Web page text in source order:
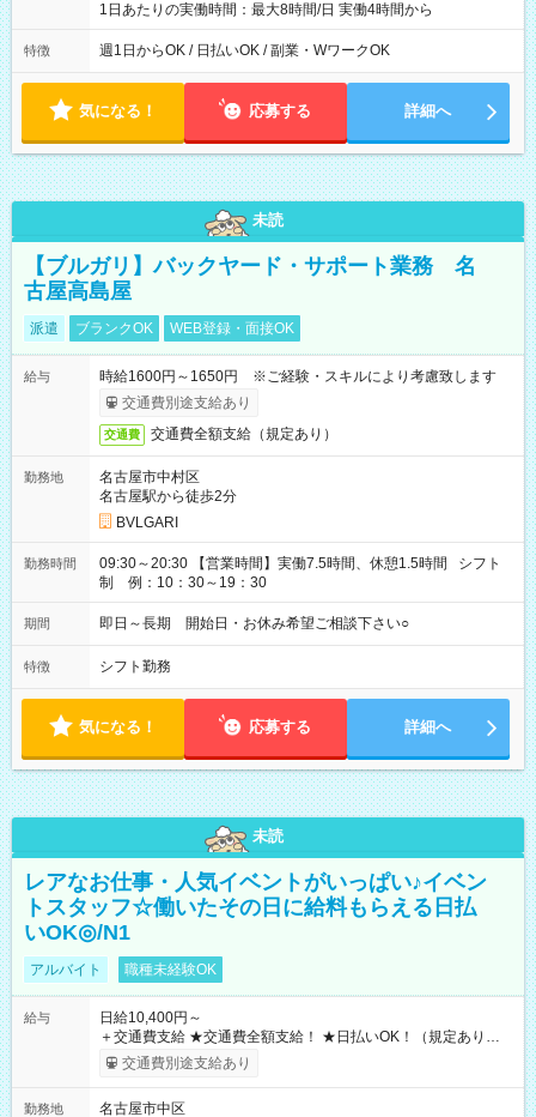
1日あたりの実働時間：最大8時間/日 実働4時間から
特徴 週1日からOK / 日払いOK / 副業・WワークOK
気になる！ 応募する 詳細へ
未読
【ブルガリ】バックヤード・サポート業務 名
古屋高島屋
派遣 ブランクOK WEB登録・面接OK
給与
時給1600円～1650円 ※ご経験・スキルにより考慮致します
交通費別途支給あり
交通費 交通費全額支給（規定あり）
勤務地
名古屋市中村区
名古屋駅から徒歩2分
BVLGARI
勤務時間
09:30～20:30 【営業時間】実働7.5時間、休憩1.5時間 シフト
制 例：10：30～19：30
期間 即日～長期 開始日・お休み希望ご相談下さい○
特徴 シフト勤務
気になる！ 応募する 詳細へ
未読
レアなお仕事・人気イベントがいっぱい♪イベン
トスタッフ☆働いたその日に給料もらえる日払
いOK◎/N1
アルバイト 職種未経験OK
給与
日給10,400円～
＋交通費支給 ★交通費全額支給！ ★日払いOK！（規定あり） ┗
働いたその日に現金GET♪ お仕事後はコンビニATMから 日払
交通費別途支給あり
勤務地 名古屋市中区